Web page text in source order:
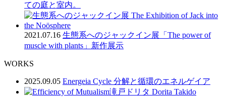
ての庭と室内。
2021.07.16 生態系へのジャックイン展「The power of
muscle with plants」新作展示
WORKS
2025.09.05 Energeia Cycle 分解と循環のエネルゲイア